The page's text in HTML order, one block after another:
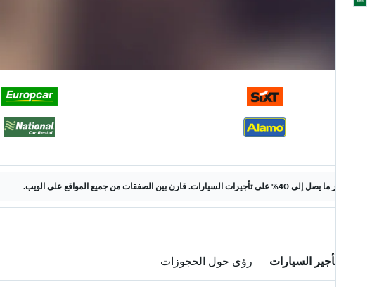
وفّر ما يصل إلى 40% على تأجيرات السيارات. قارن بين الصفقات من جميع المواقع على الويب.
صفقات تأجير السيارات رؤى حول الحجوزات